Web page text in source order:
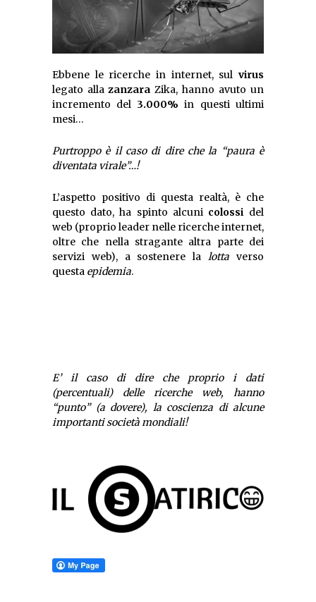
Ebbene le ricerche in internet, sul virus
legato alla zanzara Zika, hanno avuto un
incremento del 3.000% in questi ultimi
mesi…
Purtroppo è il caso di dire che la “paura è
diventata virale”…!
L’aspetto positivo di questa realtà, è che
questo dato, ha spinto alcuni colossi del
web (proprio leader nelle ricerche internet,
oltre che nella stragante altra parte dei
servizi web), a sostenere la lotta verso
questa epidemia.
E’ il caso di dire che proprio i dati
(percentuali) delle ricerche web, hanno
“punto” (a dovere), la coscienza di alcune
importanti società mondiali!